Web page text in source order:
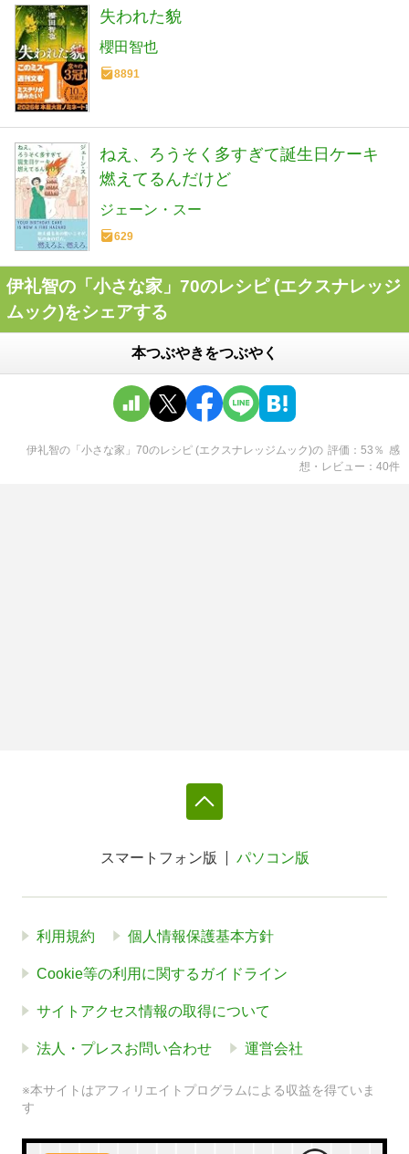
失われた貌
櫻田智也
8891
ねえ、ろうそく多すぎて誕生日ケーキ
燃えてるんだけど
ジェーン・スー
629
伊礼智の「小さな家」70のレシピ (エクスナレッジ
ムック)をシェアする
本つぶやきをつぶやく
伊礼智の「小さな家」70のレシピ (エクスナレッジムック)の 評価 53 ％ 感
想・レビュー
40件
スマートフォン版 パソコン版
利用規約 個人情報保護基本方針
Cookie等の利用に関するガイドライン
サイトアクセス情報の取得について
法人・プレスお問い合わせ 運営会社
※本サイトはアフィリエイトプログラムによる収益を得ていま
す